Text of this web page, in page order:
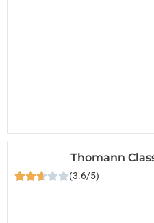
Thomann
(3.6/5)